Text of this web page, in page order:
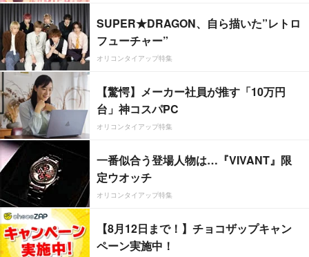
SUPER★DRAGON、自ら描いた”レトロ
フューチャー”
オリコンタイアップ特集
【驚愕】メーカー社員が推す「10万円
台」神コスパPC
オリコンタイアップ特集
一番似合う登場人物は…『VIVANT』限
定ウオッチ
オリコンタイアップ特集
【8月12日まで！】チョコザップキャン
ペーン実施中！